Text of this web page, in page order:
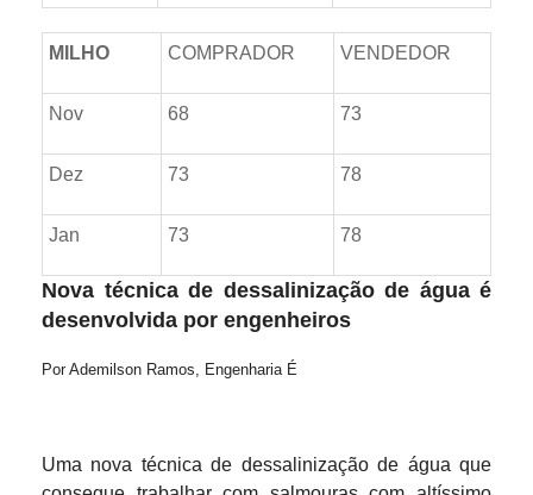
MILHO COMPRADOR VENDEDOR
Nov 68 73
Dez 73 78
Jan 73 78
Nova técnica de dessalinização de água é
desenvolvida por engenheiros
Por Ademilson Ramos, Engenharia É
Uma nova técnica de dessalinização de água que